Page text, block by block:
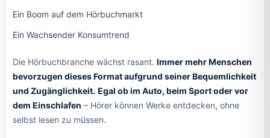
Ein Boom auf dem Hörbuchmarkt
Ein Wachsender Konsumtrend
Die Hörbuchbranche wächst rasant. Immer mehr Menschen
bevorzugen dieses Format aufgrund seiner Bequemlichkeit
und Zugänglichkeit. Egal ob im Auto, beim Sport oder vor
dem Einschlafen – Hörer können Werke entdecken, ohne
selbst lesen zu müssen.